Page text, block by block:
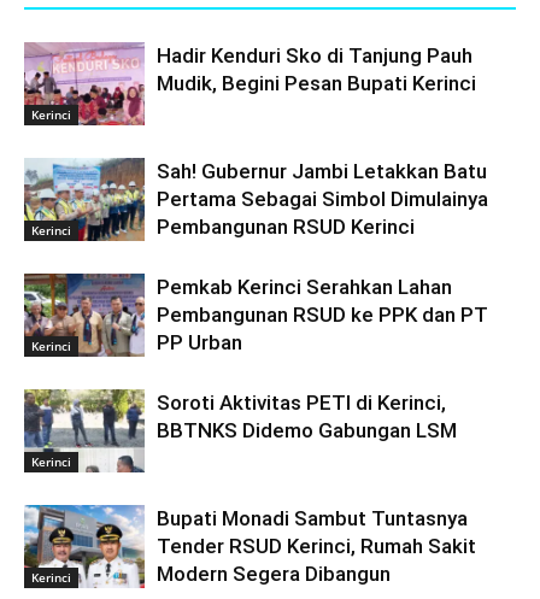
Kerinci
Hadir Kenduri Sko di Tanjung Pauh
Mudik, Begini Pesan Bupati Kerinci
Kerinci
Sah! Gubernur Jambi Letakkan Batu
Pertama Sebagai Simbol Dimulainya
Pembangunan RSUD Kerinci
Kerinci
Pemkab Kerinci Serahkan Lahan
Pembangunan RSUD ke PPK dan PT
PP Urban
Kerinci
Soroti Aktivitas PETI di Kerinci,
BBTNKS Didemo Gabungan LSM
Kerinci
Bupati Monadi Sambut Tuntasnya
Tender RSUD Kerinci, Rumah Sakit
Modern Segera Dibangun